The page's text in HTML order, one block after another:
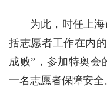
为此，时任上
括志愿者工作在内
成败”，参加特奥会
一名志愿者保障安全